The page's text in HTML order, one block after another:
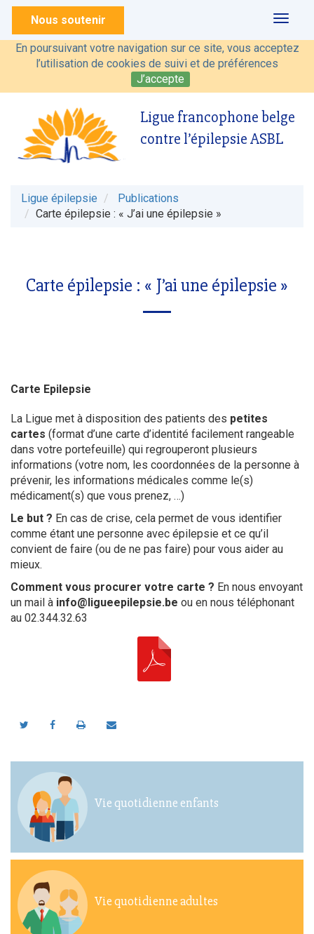
En poursuivant votre navigation sur ce site, vous acceptez
l’utilisation de cookies de suivi et de préférences
J’accepte
Ligue francophone belge
contre l’épilepsie ASBL
Nous soutenir
Toggle
Ligue épilepsie
Publications
Carte épilepsie : « J’ai une épilepsie »
Carte épilepsie : « J’ai une épilepsie »
Carte Epilepsie
La Ligue met à disposition des patients des petites
cartes (format d’une carte d’identité facilement rangeable
dans votre portefeuille) qui regrouperont plusieurs
informations (votre nom, les coordonnées de la personne à
prévenir, les informations médicales comme le(s)
médicament(s) que vous prenez, …)
Le but ? En cas de crise, cela permet de vous identifier
comme étant une personne avec épilepsie et ce qu’il
convient de faire (ou de ne pas faire) pour vous aider au
mieux.
Comment vous procurer votre carte ? En nous envoyant
un mail ‭à info@ligueepilepsie.be ‬‬ ou en nous téléphonant
au 02.344.32.63
Vie quotidienne enfants
Vie quotidienne adultes